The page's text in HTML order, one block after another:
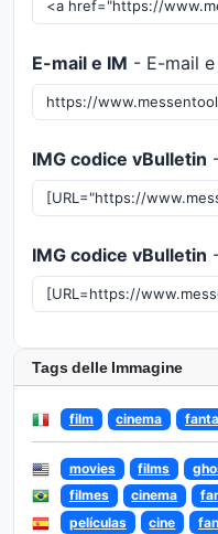
E-mail e IM - E-mail
IMG codice vBulletin
IMG codice vBulletin
Tags delle Immagine
film cinema
movies films
filmes
cinema
películas
cine